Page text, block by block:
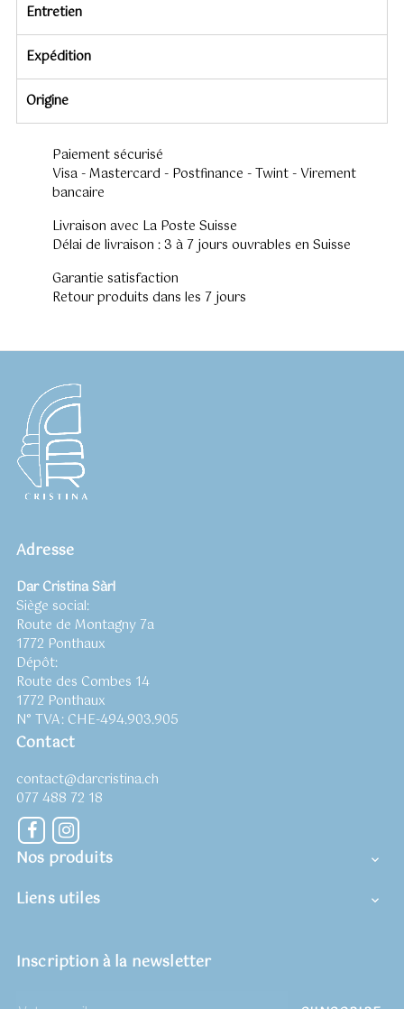
Entretien
Expédition
Origine
Paiement sécurisé
Visa - Mastercard - Postfinance - Twint - Virement
bancaire
Livraison avec La Poste Suisse
Délai de livraison : 3 à 7 jours ouvrables en Suisse
Garantie satisfaction
Retour produits dans les 7 jours
Adresse
Dar Cristina Sàrl
Siège social:
Route de Montagny 7a
1772 Ponthaux
Dépôt:
Route des Combes 14
1772 Ponthaux
N° TVA: CHE-494.903.905
Contact
contact@darcristina.ch
077 488 72 18
Facebook
Nos produits 
Liens utiles 
Inscription à la newsletter